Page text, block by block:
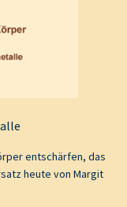
entschärfen, das
heute von Margit